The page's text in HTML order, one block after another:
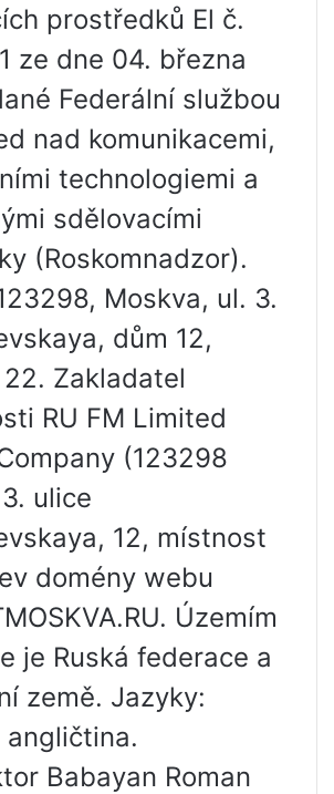
prostředků El č.
ze dne 04. března
Federální službou
nad komunikacemi,
technologiemi a
sdělovacími
(Roskomnadzor).
Moskva, ul. 3.
dům 12,
Zakladatel
RU FM Limited
(123298
ulice
12, místnost
domény webu
Územím
je Ruská federace a
země. Jazyky:
Babayan Roman